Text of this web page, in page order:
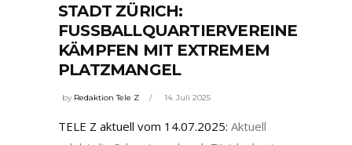
STADT ZÜRICH:
FUSSBALLQUARTIERVEREINE
KÄMPFEN MIT EXTREMEM
PLATZMANGEL
by Redaktion Tele Z 14. Juli 2025
TELE Z aktuell vom 14.07.2025: Aktuell